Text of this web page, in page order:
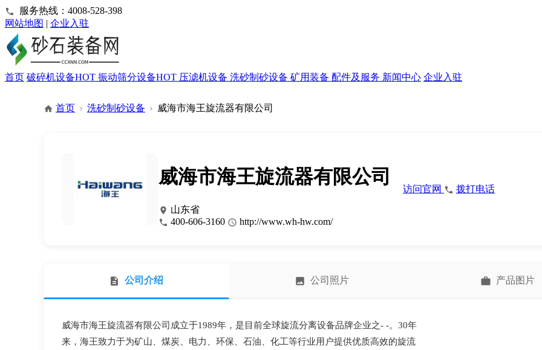
服务热线：4008-528-398
网站地图 | 企业入驻
首页 破碎机设备HOT 振动筛分设备HOT 压滤机设备 洗砂制砂设备 矿用装备 配件及服务 新闻中心 企业入驻
首页 洗砂制砂设备 威海市海王旋流器有限公司
威海市海王旋流器有限公司
山东省
400-606-3160
http://www.wh-hw.com/
访问官网 拨打电话
公司介绍 公司照片 产品图片
威海市海王旋流器有限公司成立于1989年，是目前全球旋流分离设备品牌企业之- -。30年
来，海王致力于为矿山、煤炭、电力、环保、石油、化工等行业用户提供优质高效的旋流